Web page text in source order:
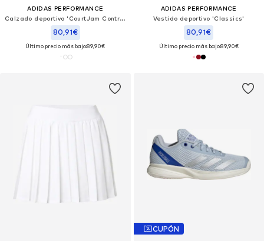
ADIDAS PERFORMANCE
Calzado deportivo 'CourtJam Control 3'
80,91€
Último precio más bajo:89,90€
ADIDAS PERFORMANCE
Vestido deportivo 'Classics'
80,91€
Último precio más bajo:89,90€
CUPÓN